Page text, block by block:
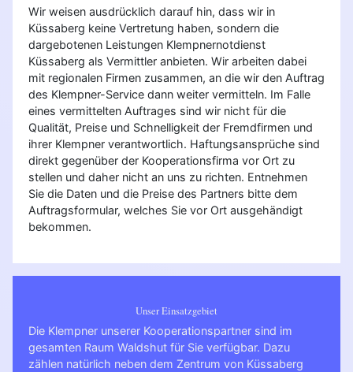
Wir weisen ausdrücklich darauf hin, dass wir in
Küssaberg keine Vertretung haben, sondern die
dargebotenen Leistungen Klempnernotdienst
Küssaberg als Vermittler anbieten. Wir arbeiten dabei
mit regionalen Firmen zusammen, an die wir den Auftrag
des Klempner-Service dann weiter vermitteln. Im Falle
eines vermittelten Auftrages sind wir nicht für die
Qualität, Preise und Schnelligkeit der Fremdfirmen und
ihrer Klempner verantwortlich. Haftungsansprüche sind
direkt gegenüber der Kooperationsfirma vor Ort zu
stellen und daher nicht an uns zu richten. Entnehmen
Sie die Daten und die Preise des Partners bitte dem
Auftragsformular, welches Sie vor Ort ausgehändigt
bekommen.
Unser Einsatzgebiet
Die Klempner unserer Kooperationspartner sind im
gesamten Raum Waldshut für Sie verfügbar. Dazu
zählen natürlich neben dem Zentrum von Küssaberg